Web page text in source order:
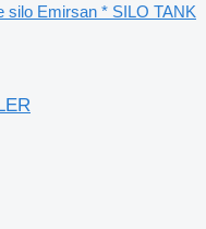
silo Emirsan * SILO TANK